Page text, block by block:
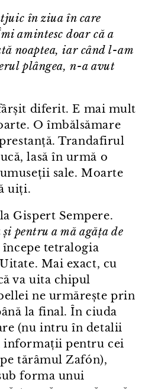
în ziua în care
amintesc doar că a
noaptea, iar când l⁠-⁠am
plângea, n⁠-⁠a avut
diferit. E mai mult
O îmbălsămare
Trandafirul
lasă în urmă o
sale. Moarte
uiți.
Gispert Sempere.
pentru a mă agăța de
tetralogia
Mai exact, cu
va uita chipul
ne urmărește prin
la final. În ciuda
(nu intru în detalii
informații pentru cei
tărâmul Zafón),
forma unui